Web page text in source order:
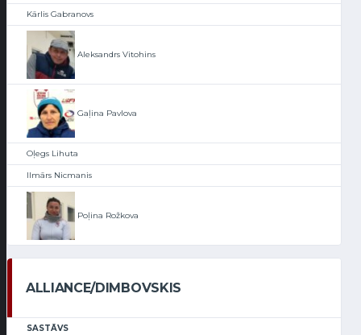
Kārlis Gabranovs
Aleksandrs Vitohins
Gaļina Pavlova
Oļegs Lihuta
Ilmārs Nicmanis
Poļina Rožkova
ALLIANCE/DIMBOVSKIS
SASTĀVS